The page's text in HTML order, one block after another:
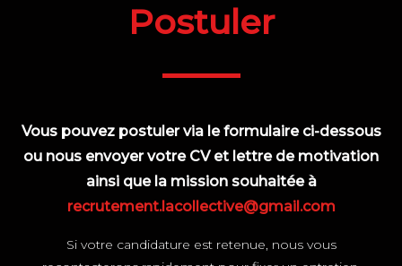
Postuler
Vous pouvez postuler via le formulaire ci-dessous
ou nous envoyer votre CV et lettre de motivation
ainsi que la mission souhaitée à
recrutement.lacollective@gmail.com
Si votre candidature est retenue, nous vous